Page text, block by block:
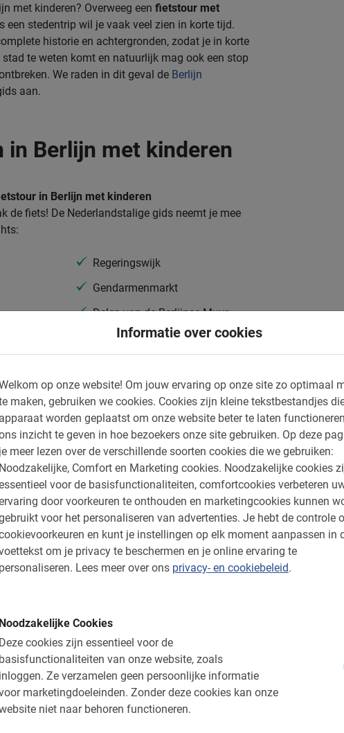
Informatie over cookies
op onze website! Om jouw ervaring op onze site zo optimaal
maken, gebruiken we cookies. Cookies zijn kleine tekstbestandjes
apparaat worden geplaatst om onze website beter te laten
inzicht te geven in hoe bezoekers onze site gebruiken. Op deze
je meer lezen over de verschillende soorten cookies die we gebruiken:
Noodzakelijke, Comfort en Marketing cookies. Noodzakelijke cookies
voor de basisfunctionaliteiten, comfortcookies verbeteren
door voorkeuren te onthouden en marketingcookies kunnen
voor het personaliseren van advertenties. Je hebt de controle
en kunt je instellingen op elk moment aanpassen in
om je privacy te beschermen en je online ervaring te
personaliseren. Lees meer over ons privacy- en cookiebeleid.
Noodzakelijke Cookies
Deze cookies zijn essentieel voor de
basisfunctionaliteiten van onze website, zoals
inloggen. Ze verzamelen geen persoonlijke informatie
marketingdoeleinden. Zonder deze cookies kan onze
niet naar behoren functioneren.
met kinderen? Overweeg een fietstour met
een stedentrip wil je vaak veel zien in korte tijd.
historie en achtergronden, zodat je in korte
te weten komt en natuurlijk mag ook een stop
We raden in dit geval de Berlijn
aan.
in Berlijn met kinderen
in Berlijn met kinderen
de fiets! De Nederlandstalige gids neemt je mee
DDR
Regeringswijk
Gendarmenmarkt
Delen van de Berlijnse Muur
Prenzlauerberg
het perfecte vervoermiddel voor sightseeing. In een
alle wereldberoemde bezienswaardigheden die de
je meer in minder tijd! Wanneer je kiest voor deze
bij andere gezinnen. Mochten geen andere
dan fiets je mee met de highlights tour. De
fietstour ook voor jonge stedentrippers dé
Lekker actief zijn zonder moe te worden,
tourgids en tijdens een van de stops op
Tor of de Berlijnse Muur op de achtergrond.
Highlights Fietstourdoor de ANWB verkozen tot
excursies in Berlijn!
we families met kinderen in dezelfde groep te
aanpassen op de gezinnen. De tour is
Fietstour en kan worden gecombineerd met